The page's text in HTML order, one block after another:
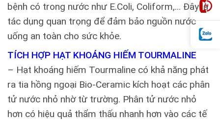
bệnh có trong nước như E.Coli, Coliform,… Đây là
tác dụng quan trọng để đảm bảo nguồn nước
uống an toàn cho sức khỏe.
TÍCH HỢP HẠT KHOÁNG HIẾM TOURMALINE
– Hạt khoáng hiếm Tourmaline có khả năng phát
ra tia hồng ngoại Bio-Ceramic kích hoạt các phân
tử nước nhỏ nhờ từ trường. Phân tử nước nhỏ
hơn có hiệu quả thẩm thấu nhanh hơn vào các tế